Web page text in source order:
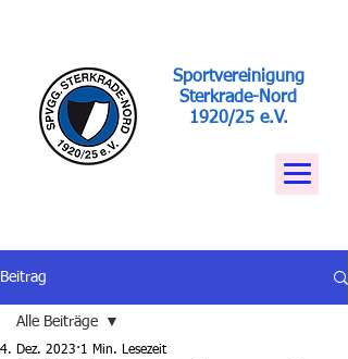
Sportvereinigung
Sterkrade-Nord
1920/25 e.V.
Beitrag
Alle Beiträge
4. Dez. 2023 1 Min. Lesezeit